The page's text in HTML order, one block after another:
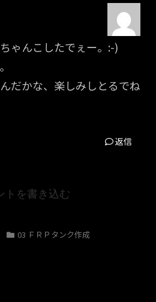
ゃんこしたでぇー。:-)
だかな、楽しみしとるでね
返信
トを書き込む
03 ＦＲＰタンク作成